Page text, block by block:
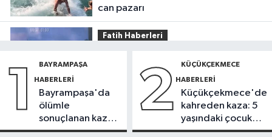
can pazarı
Fatih Haberleri
kamerada
Güncel
ormana sıçradı
1 BAYRAMPAŞA
HABERLERI
Bayrampaşa'da
ölümle
sonuçlanan kaza:
Sürücü
2 KÜÇÜKÇEKMECE
HABERLERI
Küçükçekmece'de
kahreden kaza: 5
yaşındaki çocuk
yoğun bakımda